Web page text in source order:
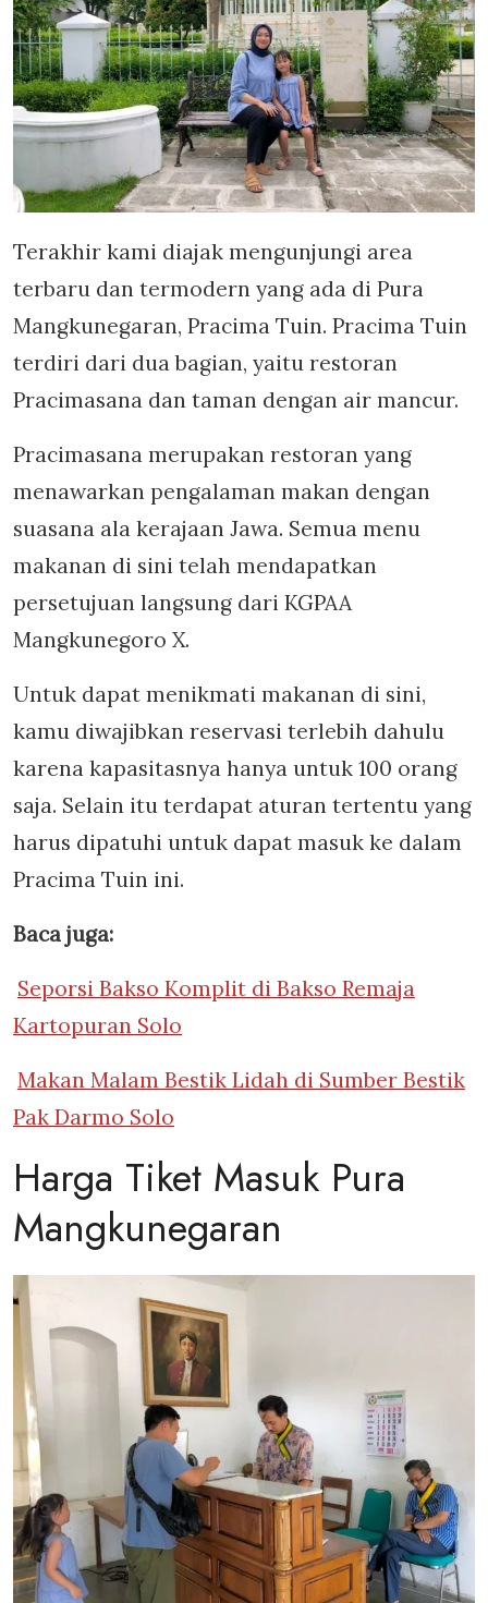
Terakhir kami diajak mengunjungi area
terbaru dan termodern yang ada di Pura
Mangkunegaran, Pracima Tuin. Pracima Tuin
terdiri dari dua bagian, yaitu restoran
Pracimasana dan taman dengan air mancur.
Pracimasana merupakan restoran yang
menawarkan pengalaman makan dengan
suasana ala kerajaan Jawa. Semua menu
makanan di sini telah mendapatkan
persetujuan langsung dari KGPAA
Mangkunegoro X.
Untuk dapat menikmati makanan di sini,
kamu diwajibkan reservasi terlebih dahulu
karena kapasitasnya hanya untuk 100 orang
saja. Selain itu terdapat aturan tertentu yang
harus dipatuhi untuk dapat masuk ke dalam
Pracima Tuin ini.
Baca juga:
Seporsi Bakso Komplit di Bakso Remaja
Kartopuran Solo
Makan Malam Bestik Lidah di Sumber Bestik
Pak Darmo Solo
Harga Tiket Masuk Pura
Mangkunegaran